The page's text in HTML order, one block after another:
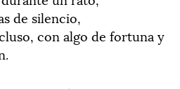
de silencio,
con algo de fortuna y